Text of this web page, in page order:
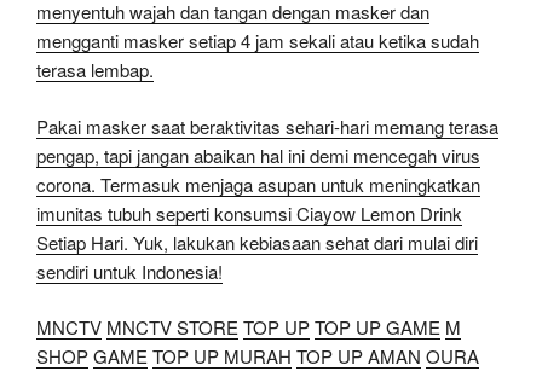
menyentuh wajah dan tangan dengan masker dan
mengganti masker setiap 4 jam sekali atau ketika sudah
terasa lembap.
Pakai masker saat beraktivitas sehari-hari memang terasa
pengap, tapi jangan abaikan hal ini demi mencegah virus
corona. Termasuk menjaga asupan untuk meningkatkan
imunitas tubuh seperti konsumsi Ciayow Lemon Drink
Setiap Hari. Yuk, lakukan kebiasaan sehat dari mulai diri
sendiri untuk Indonesia!
MNCTV MNCTV STORETOP UPTOP UP GAME M
SHOPGAMETOP UP MURAH TOP UP AMAN OURA